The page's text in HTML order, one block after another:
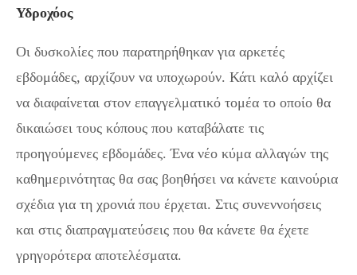
Υδροχόος
Οι δυσκολίες που παρατηρήθηκαν για αρκετές
εβδομάδες, αρχίζουν να υποχωρούν. Κάτι καλό αρχίζει
να διαφαίνεται στον επαγγελματικό τομέα το οποίο θα
δικαιώσει τους κόπους που καταβάλατε τις
προηγούμενες εβδομάδες. Ένα νέο κύμα αλλαγών της
καθημερινότητας θα σας βοηθήσει να κάνετε καινούρια
σχέδια για τη χρονιά που έρχεται. Στις συνεννοήσεις
και στις διαπραγματεύσεις που θα κάνετε θα έχετε
γρηγορότερα αποτελέσματα.